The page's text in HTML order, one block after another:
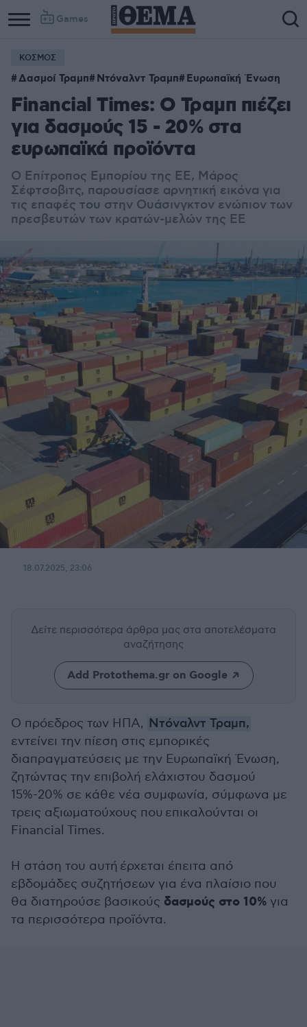
Games
ΚΟΣΜΟΣ
Δασμοί Τραμπ Ντόναλντ Τραμπ Ευρωπαϊκή Ένωση
Financial Times: Ο Τραμπ πιέζει
για δασμούς 15 - 20% στα
ευρωπαϊκά προϊόντα
Ο Επίτροπος Εμπορίου της ΕΕ, Μάρος
Σέφτσοβιτς, παρουσίασε αρνητική εικόνα για
τις επαφές του στην Ουάσινγκτον ενώπιον των
πρεσβευτών των κρατών-μελών της ΕΕ
18.07.2025, 23:06
Δείτε περισσότερα άρθρα μας στα αποτελέσματα
αναζήτησης
Add Protothema.gr on Google
Ο πρόεδρος των ΗΠΑ, Ντόναλντ Τραμπ,
εντείνει την πίεση στις εμπορικές
διαπραγματεύσεις με την Ευρωπαϊκή Ένωση,
ζητώντας την επιβολή ελάχιστου δασμού
15%-20% σε κάθε νέα συμφωνία, σύμφωνα με
τρεις αξιωματούχους που επικαλούνται οι
Financial Times.
Η στάση του αυτή έρχεται έπειτα από
εβδομάδες συζητήσεων για ένα πλαίσιο που
θα διατηρούσε βασικούς δασμούς στο 10% για
τα περισσότερα προϊόντα.